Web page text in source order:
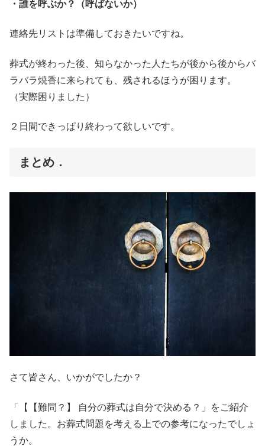
・誰を呼ぶか？（呼ばないか）
連絡先リストは準備しておきたいですね。
葬式が終わった後、知らなかった人たちが後から後からバ
ラバラ焼香に来られても、残されるほうが困ります。
（実際困りました）
２日間できっぱり終わって欲しいです。
まとめ．
さて皆さん、いかがでしたか？
「【【難問？】 自分の葬式は自分で決める？」をご紹介
しました。お葬式問題を考える上での参考になったでしょ
うか。